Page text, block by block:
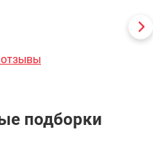
отзывы
подборки